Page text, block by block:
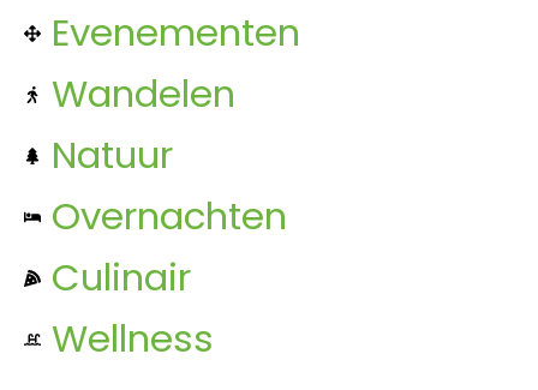
Evenementen
Wandelen
Natuur
Overnachten
Culinair
Wellness